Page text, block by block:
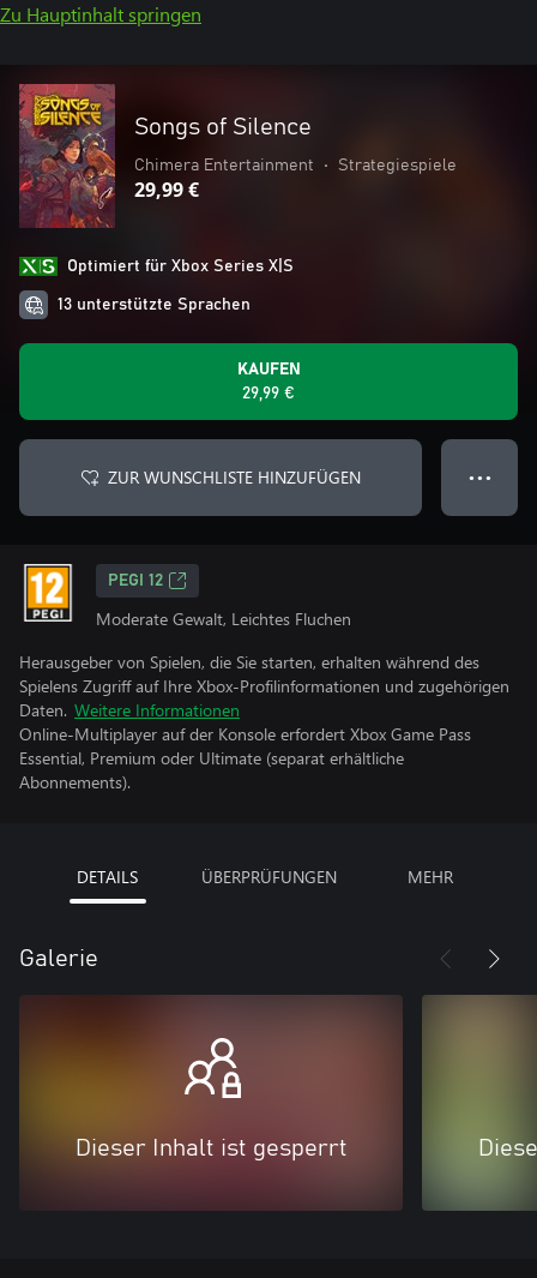
Zu Hauptinhalt springen
Songs of Silence
Chimera Entertainment • Strategiespiele
29,99 €
Optimiert für Xbox Series X|S
13 unterstützte Sprachen
KAUFEN
29,99 €
ZUR WUNSCHLISTE HINZUFÜGEN ● ● ●
PEGI 12
Moderate Gewalt, Leichtes Fluchen
Herausgeber von Spielen, die Sie starten, erhalten während des
Spielens Zugriff auf Ihre Xbox-Profilinformationen und zugehörigen
Daten. Weitere Informationen
Online-Multiplayer auf der Konsole erfordert Xbox Game Pass
Essential, Premium oder Ultimate (separat erhältliche
Abonnements).
DETAILS ÜBERPRÜFUNGEN MEHR
Galerie
Dieser Inhalt ist gesperrt